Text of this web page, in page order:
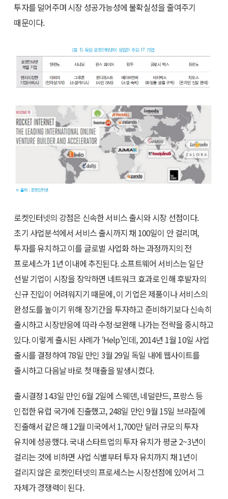
투자를 덜어주며 시장 성공가능성에 불확실성을 줄여주기
때문이다.
로켓인터넷의 강점은 신속한 서비스 출시와 시장 선점이다.
초기 사업분석에서 서비스 출시까지 채 100일이 안 걸리며,
투자를 유치하고 이를 글로벌 사업화 하는 과정까지의 전
프로세스가 1년 이내에 추진된다. 소프트웨어 서비스는 일단
선발 기업이 시장을 장악하면 네트워크 효과로 인해 후발자의
신규 진입이 어려워지기 때문에, 이 기업은 제품이나 서비스의
완성도를 높이기 위해 장기간을 투자하고 준비하기보다 신속히
출시하고 시장반응에 따라 수정·보완해 나가는 전략을 중시하고
있다. 이렇게 출시된 사례가 ‘Help’인데, 2014년 1월 10일 사업
출시를 결정하여 78일 만인 3월 29일 독일 내에 웹사이트를
출시하고 다음날 바로 첫 매출을 발생시켰다.
출시결정 143일 만인 6월 2일에 스웨덴, 네덜란드, 프랑스 등
인접한 유럽 국가에 진출했고, 248일 만인 9월 15일 브라질에
진출해서 같은 해 12월 미국에서 1,700만 달러 규모의 투자
유치에 성공했다. 국내 스타트업의 투자 유치가 평균 2~3년이
걸리는 것에 비하면 사업 식별부터 투자 유치까지 채 1년이
걸리지 않은 로켓인터넷의 프로세스는 시장선점에 있어서 그
자체가 경쟁력이 된다.